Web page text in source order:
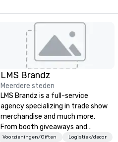
LMS Brandz
Meerdere steden
LMS Brandz is a full-service
agency specializing in trade show
merchandise and much more.
From booth giveaways and
branded apparel to executive
Voorzieningen/Giften Logistiek/decor